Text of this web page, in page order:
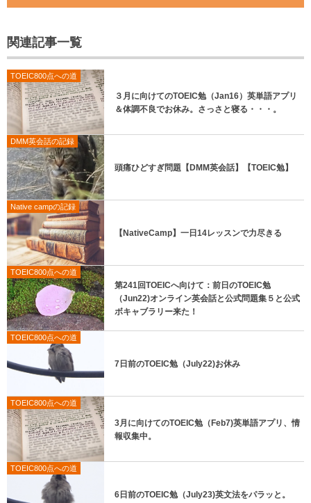
関連記事一覧
TOEIC800点への道
３月に向けてのTOEIC勉（Jan16）英単語アプリ
＆体調不良でお休み。さっさと寝る・・・。
DMM英会話の記録
頭痛ひどすぎ問題【DMM英会話】【TOEIC勉】
Native campの記録
【NativeCamp】一日14レッスンで力尽きる
TOEIC800点への道
第241回TOEICへ向けて：前日のTOEIC勉
（Jun22)オンライン英会話と公式問題集５と公式
ボキャブラリー来た！
TOEIC800点への道
7日前のTOEIC勉（July22)お休み
TOEIC800点への道
3月に向けてのTOEIC勉（Feb7)英単語アプリ、情
報収集中。
TOEIC800点への道
6日前のTOEIC勉（July23)英文法をパラッと。